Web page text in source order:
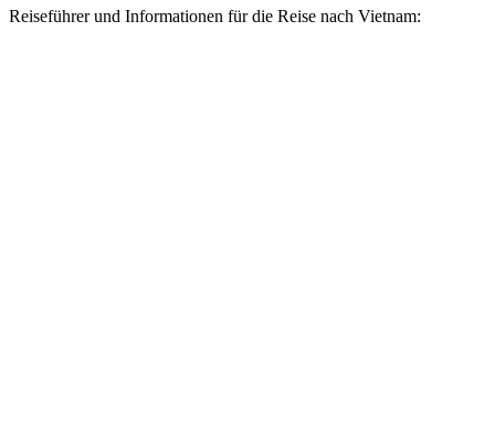
Reiseführer und Informationen für die Reise nach Vietnam: